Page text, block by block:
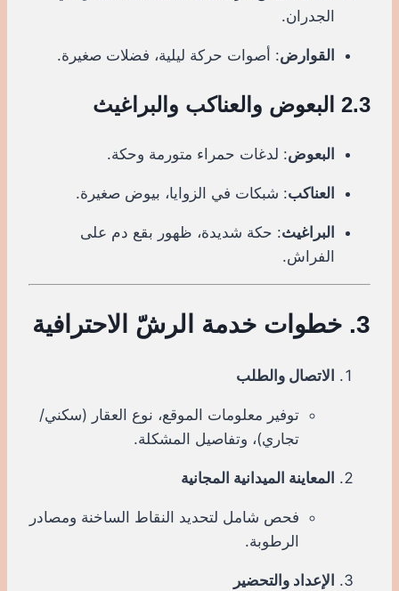
الجدران.
القوارض: أصوات حركة ليلية، فضلات صغيرة.
2.3 البعوض والعناكب والبراغيث
البعوض: لدغات حمراء متورمة وحكة.
العناكب: شبكات في الزوايا، بيوض صغيرة.
البراغيث: حكة شديدة، ظهور بقع دم على
الفراش.
3. خطوات خدمة الرشّ الاحترافية
الاتصال والطلب
توفير معلومات الموقع، نوع العقار (سكني/
تجاري)، وتفاصيل المشكلة.
المعاينة الميدانية المجانية
فحص شامل لتحديد النقاط الساخنة ومصادر
الرطوبة.
الإعداد والتحضير